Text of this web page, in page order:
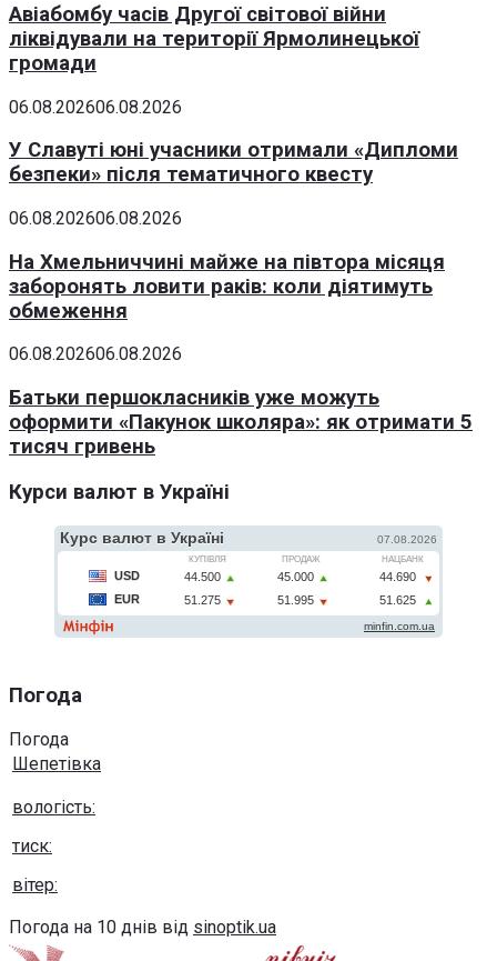
Авіабомбу часів Другої світової війни
ліквідували на території Ярмолинецької
громади
06.08.202606.08.2026
У Славуті юні учасники отримали «Дипломи
безпеки» після тематичного квесту
06.08.202606.08.2026
На Хмельниччині майже на півтора місяця
заборонять ловити раків: коли діятимуть
обмеження
06.08.202606.08.2026
Батьки першокласників уже можуть
оформити «Пакунок школяра»: як отримати 5
тисяч гривень
Курси валют в Україні
Погода
Погода
Шепетівка
вологість:
тиск:
вітер:
Погода на 10 днів від sinoptik.ua